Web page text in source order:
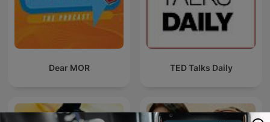
Dear MOR TED Talks Daily